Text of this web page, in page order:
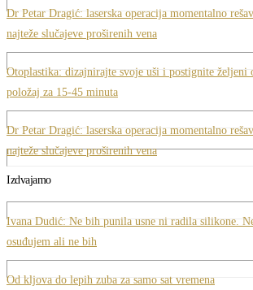
Dr Petar Dragić: laserska operacija momentalno
najteže slučajeve proširenih vena
Otoplastika: dizajnirajte svoje uši i postignite
položaj za 15-45 minuta
Dr Petar Dragić: laserska operacija momentalno
najteže slučajeve proširenih vena
Izdvajamo
Ivana Dudić: Ne bih punila usne ni radila silikone.
osuđujem ali ne bih
Od kljova do lepih zuba za samo sat vremena